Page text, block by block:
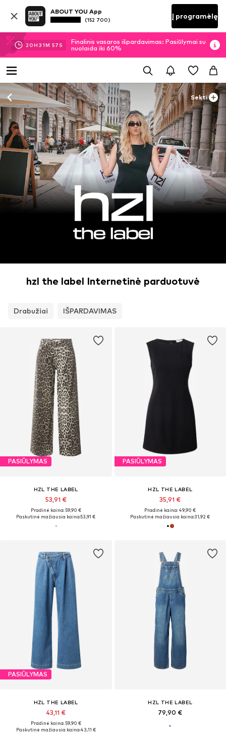
ABOUT YOU App
(152 700) Į programėlę
20H 31M 56 S
Finalinis vasaros išpardavimas: Pasiūlymai su
nuolaida iki 60%
Sekti
hzl the label Internetinė parduotuvė
Drabužiai IŠPARDAVIMAS
PASIŪLYMAS
HZL THE LABEL
53,91 €
Pradinė kaina: 59,90 €
Paskutinė mažiausia kaina:53,91 €
PASIŪLYMAS
HZL THE LABEL
35,91 €
Pradinė kaina: 49,90 €
Paskutinė mažiausia kaina:31,92 €
PASIŪLYMAS
HZL THE LABEL
43,11 €
Pradinė kaina: 59,90 €
Paskutinė mažiausia kaina:43,11 €
HZL THE LABEL
79,90 €